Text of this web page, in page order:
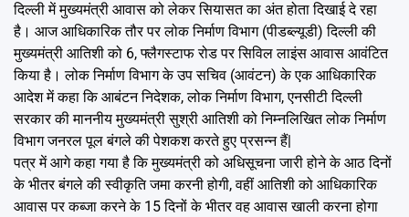
दिल्ली में मुख्यमंत्री आवास को लेकर सियासत का अंत होता दिखाई दे रहा
है। आज आधिकारिक तौर पर लोक निर्माण विभाग (पीडब्ल्यूडी) दिल्ली की
मुख्यमंत्री आतिशी को 6, फ्लैगस्टाफ रोड पर सिविल लाइंस आवास आवंटित
किया है। लोक निर्माण विभाग के उप सचिव (आवंटन) के एक आधिकारिक
आदेश में कहा कि आबंटन निदेशक, लोक निर्माण विभाग, एनसीटी दिल्ली
सरकार की माननीय मुख्यमंत्री सुश्री आतिशी को निम्नलिखित लोक निर्माण
विभाग जनरल पूल बंगले की पेशकश करते हुए प्रसन्न हैं|
पत्र में आगे कहा गया है कि मुख्यमंत्री को अधिसूचना जारी होने के आठ दिनों
के भीतर बंगले की स्वीकृति जमा करनी होगी, वहीं आतिशी को आधिकारिक
आवास पर कब्जा करने के 15 दिनों के भीतर वह आवास खाली करना होगा